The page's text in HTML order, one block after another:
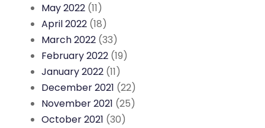
May 2022 (11)
April 2022 (18)
March 2022 (33)
February 2022 (19)
January 2022 (11)
December 2021 (22)
November 2021 (25)
October 2021 (30)